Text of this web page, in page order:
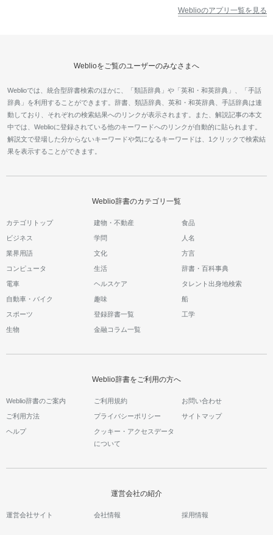
Weblioのアプリ一覧を見る
Weblioをご覧のユーザーのみなさまへ
Weblioでは、統合型辞書検索のほかに、「類語辞典」や「英和・和英辞典」、「手話
辞典」を利用することができます。辞書、類語辞典、英和・和英辞典、手話辞典は連
動しており、それぞれの検索結果へのリンクが表示されます。また、解説記事の本文
中では、Weblioに登録されている他のキーワードへのリンクが自動的に貼られます。
解説文で登場した分からないキーワードや気になるキーワードは、1クリックで検索結
果を表示することができます。
Weblio辞書のカテゴリ一覧
カテゴリトップ 建物・不動産 食品
ビジネス 学問 人名
業界用語 文化 方言
コンピュータ 生活 辞書・百科事典
電車 ヘルスケア タレント出身地検索
自動車・バイク 趣味 船
スポーツ 登録辞書一覧 工学
生物 金融コラム一覧
Weblio辞書をご利用の方へ
Weblio辞書のご案内 ご利用規約 お問い合わせ
ご利用方法 プライバシーポリシー サイトマップ
ヘルプ
クッキー・アクセスデータ
について
運営会社の紹介
運営会社サイト 会社情報 採用情報